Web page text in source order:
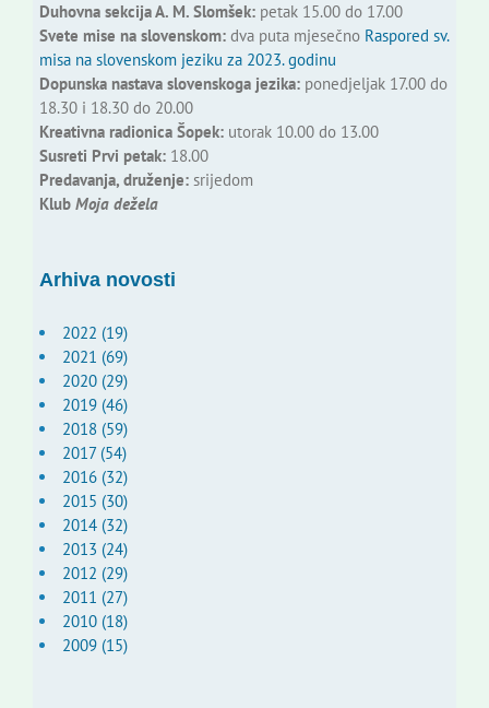
Duhovna sekcija A. M. Slomšek:petak 15.00 do 17.00
Svete mise na slovenskom:dva puta mjesečno Raspored sv.
misa na slovenskom jeziku za 2023. godinu
Dopunska nastava slovenskoga jezika:ponedjeljak 17.00 do
18.30 i 18.30 do 20.00
Kreativna radionica Šopek:utorak 10.00 do 13.00
Susreti Prvi petak:18.00
Predavanja, druženje:srijedom
Klub Moja dežela
Arhiva novosti
2022 (19)
2021 (69)
2020 (29)
2019 (46)
2018 (59)
2017 (54)
2016 (32)
2015 (30)
2014 (32)
2013 (24)
2012 (29)
2011 (27)
2010 (18)
2009 (15)